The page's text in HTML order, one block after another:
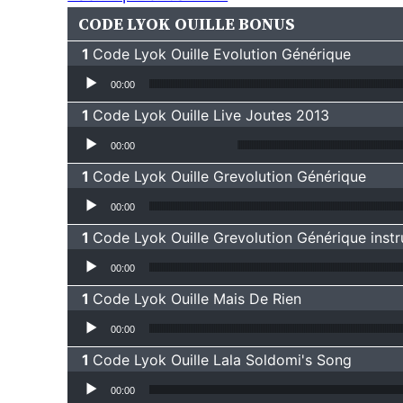
CODE LYOK OUILLE BONUS
Code Lyok Ouille Evolution Générique
Lecteur audio
00:00
Code Lyok Ouille Live Joutes 2013
Lecteur audio
00:00
Code Lyok Ouille Grevolution Générique
Lecteur audio
00:00
Code Lyok Ouille Grevolution Générique
Lecteur audio
00:00
Code Lyok Ouille Mais De Rien
Lecteur audio
00:00
Code Lyok Ouille Lala Soldomi's Song
Lecteur audio
00:00